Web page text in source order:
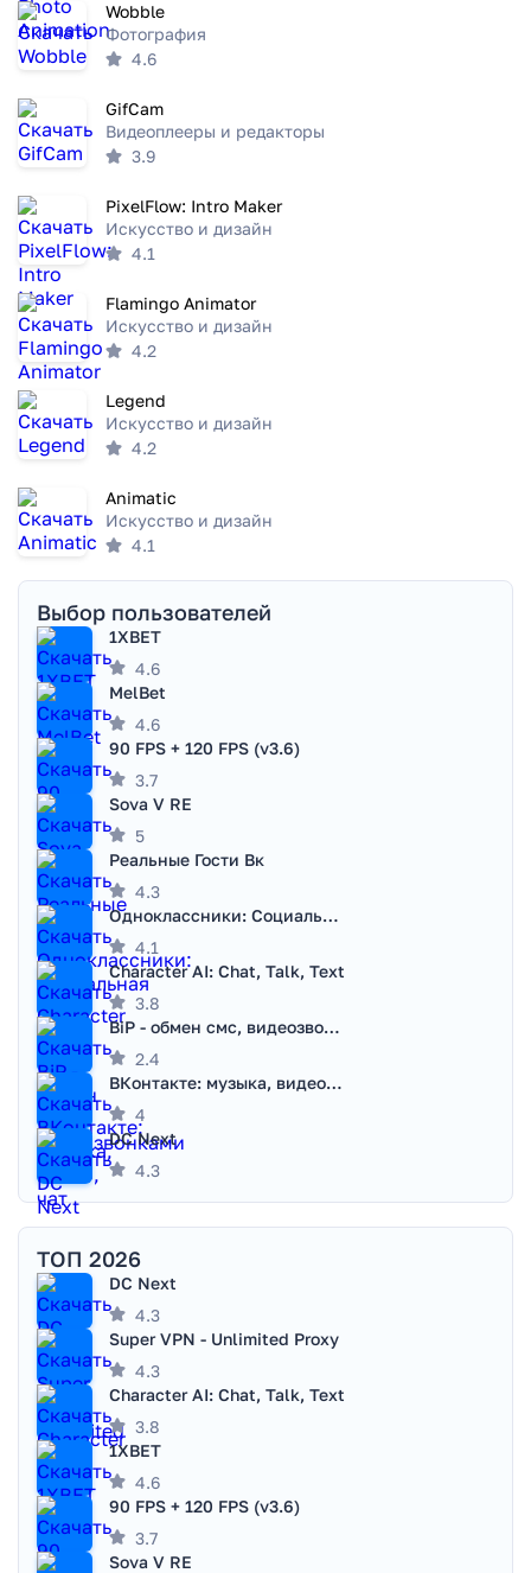
Wobble
Фотография
4.6
GifCam
Видеоплееры и редакторы
3.9
PixelFlow: Intro Maker
Искусство и дизайн
4.1
Flamingo Animator
Искусство и дизайн
4.2
Legend
Искусство и дизайн
4.2
Animatic
Искусство и дизайн
4.1
Выбор пользователей
1XBET
4.6
MelBet
4.6
90 FPS + 120 FPS (v3.6)
3.7
Sova V RE
5
Реальные Гости Вк
4.3
Одноклассники: Социальная сеть
4.1
Character AI: Chat, Talk, Text
3.8
BiP - обмен смс, видеозвонками
2.4
ВКонтакте: музыка, видео, чат
4
DC Next
4.3
ТОП 2026
DC Next
4.3
Super VPN - Unlimited Proxy
4.3
Character AI: Chat, Talk, Text
3.8
1XBET
4.6
90 FPS + 120 FPS (v3.6)
3.7
Sova V RE